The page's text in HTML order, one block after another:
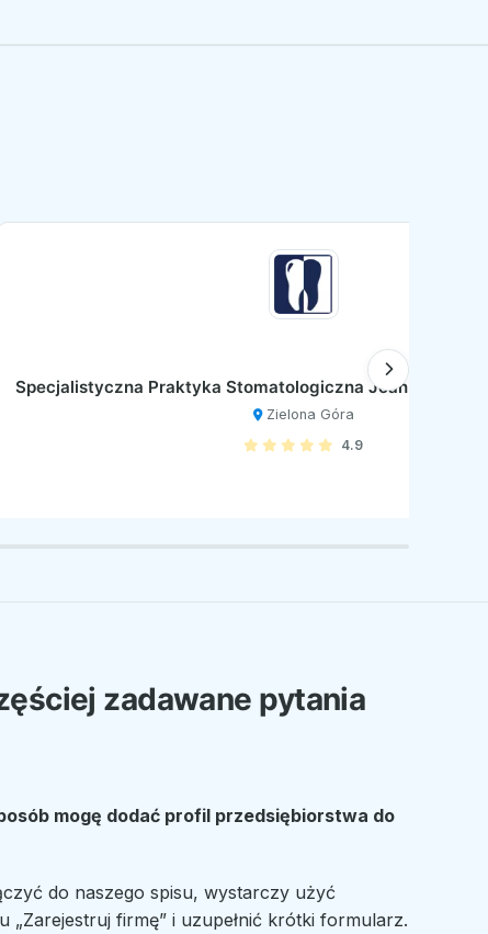
Specjalistyczna Praktyka Stomatologiczna Joanna i
Zielona Góra
4.9
zadawane pytania
mogę dodać profil przedsiębiorstwa do
do naszego spisu, wystarczy użyć
„Zarejestruj firmę” i uzupełnić krótki formularz.